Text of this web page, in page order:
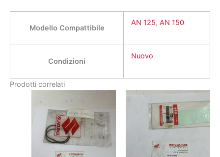
Modello Compattibile
AN 125, AN 150
Condizioni
Nuovo
Prodotti correlati